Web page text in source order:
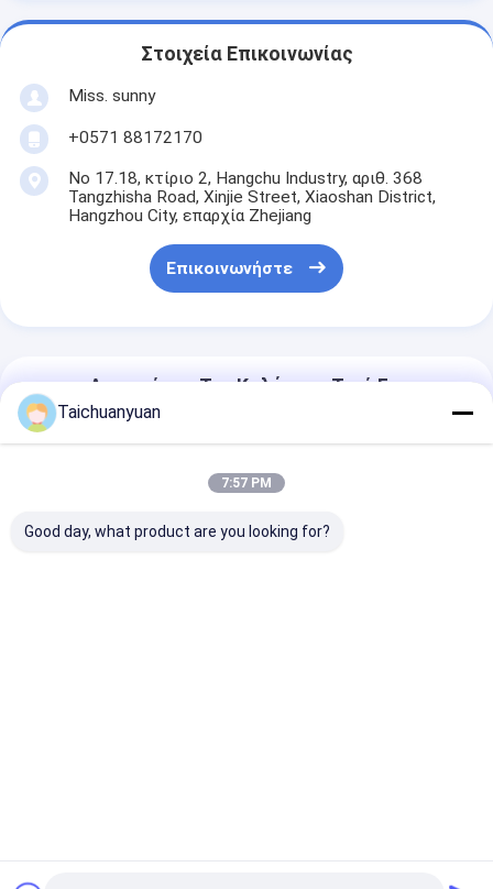
Στοιχεία Επικοινωνίας
Miss. sunny
+0571 88172170
Νο 17.18, κτίριο 2, Hangchu Industry, αριθ. 368
Tangzhisha Road, Xinjie Street, Xiaoshan District,
Hangzhou City, επαρχία Zhejiang
Επικοινωνήστε
Αποκτήστε Την Καλύτερη Τιμή Για
Μηχανή Ηλιακό κιβώτιο Άξονα
130188000018 10δόντια 17δόντια
130188000721A
Taichuanyuan
7:57 PM
Good day, what product are you looking for?